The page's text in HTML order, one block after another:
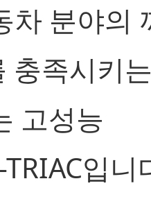
차 분야의
충족시키
고성능
입니